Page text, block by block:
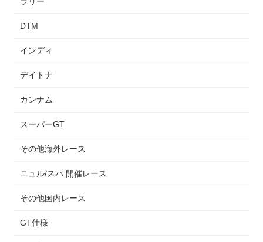
DTM
インディ
デイトナ
カンナム
スーパーGT
その他海外レース
ニュル/スパ 開催レース
その他国内レース
GT仕様